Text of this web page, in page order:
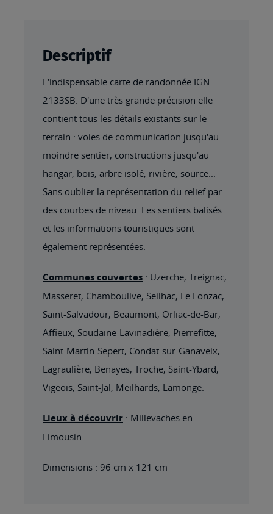
Descriptif
L'indispensable carte de randonnée IGN
2133SB. D'une très grande précision elle
contient tous les détails existants sur le
terrain : voies de communication jusqu'au
moindre sentier, constructions jusqu'au
hangar, bois, arbre isolé, rivière, source...
Sans oublier la représentation du relief par
des courbes de niveau. Les sentiers balisés
et les informations touristiques sont
également représentées.
Communes couvertes : Uzerche, Treignac,
Masseret, Chamboulive, Seilhac, Le Lonzac,
Saint-Salvadour, Beaumont, Orliac-de-Bar,
Affieux, Soudaine-Lavinadière, Pierrefitte,
Saint-Martin-Sepert, Condat-sur-Ganaveix,
Lagraulière, Benayes, Troche, Saint-Ybard,
Vigeois, Saint-Jal, Meilhards, Lamonge.
Lieux à découvrir : Millevaches en
Limousin.
Dimensions : 96 cm x 121 cm